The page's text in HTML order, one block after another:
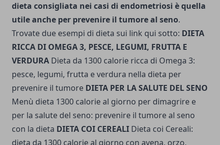
dieta consigliata nei casi di endometriosi è quella
utile anche per prevenire il tumore al seno.
Trovate due esempi di dieta sui link qui sotto: DIETA
RICCA DI OMEGA 3, PESCE, LEGUMI, FRUTTA E
VERDURA Dieta da 1300 calorie ricca di Omega 3:
pesce, legumi, frutta e verdura nella dieta per
prevenire il tumore DIETA PER LA SALUTE DEL SENO
Menù dieta 1300 calorie al giorno per dimagrire e
per la salute del seno: prevenire il tumore al seno
con la dieta DIETA COI CEREALI Dieta coi Cereali:
dieta da 1300 calorie al giorno con avena, orzo,